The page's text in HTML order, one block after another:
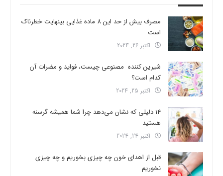
مصرف بیش از حد این 8 ماده غذایی بینهایت خطرناک
است
اکتبر 26, 2024
شیرین کننده مصنوعی چیست، فواید و مضرات آن
کدام است؟
اکتبر 25, 2024
14 دلیلی که نشان می‌دهد چرا شما همیشه گرسنه
هستید
اکتبر 24, 2024
قبل از اهدای خون چه چیزی بخوریم و چه چیزی
نخوریم